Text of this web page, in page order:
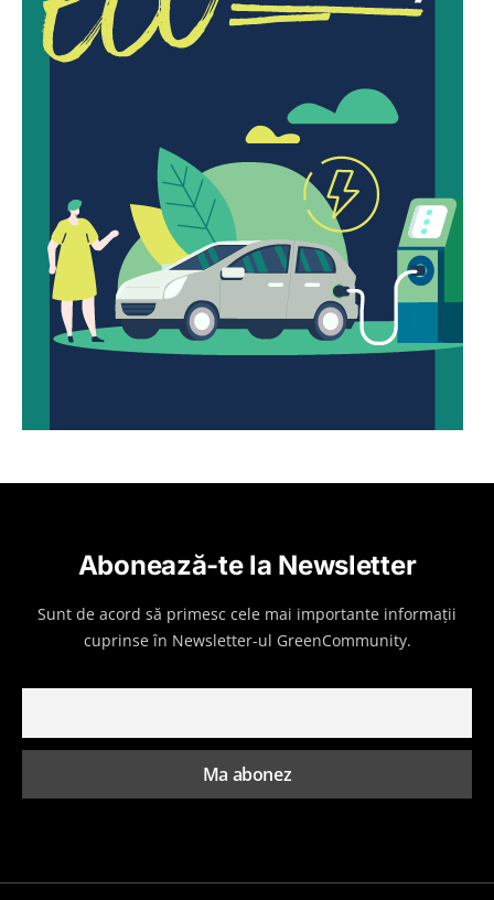
Abonează-te la Newsletter
Sunt de acord să primesc cele mai importante informații
cuprinse în Newsletter-ul GreenCommunity.